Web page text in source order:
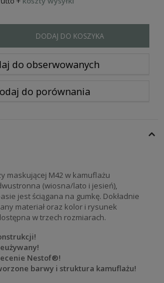
DODAJ DO KOSZYKA
do obserwowanych
do porównania
maskującej M42 w kamuflażu
(wiosna/lato i jesień),
jest ściągana na gumkę. Dokładnie
materiał oraz kolor i rysunek
w trzech rozmiarach.
Nestof®!
barwy i struktura kamuflażu!